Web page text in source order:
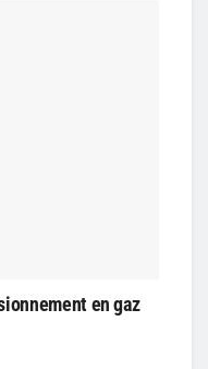
en gaz